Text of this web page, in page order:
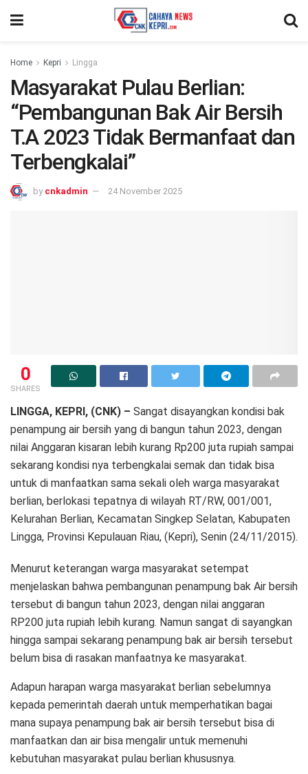
Home Kepri Lingga
Masyarakat Pulau Berlian:
“Pembangunan Bak Air Bersih
T.A 2023 Tidak Bermanfaat dan
Terbengkalai”
by cnkadmin 24 November 2025
0
SHARES
LINGGA, KEPRI, (CNK) – Sangat disayangkan kondisi bak
penampung air bersih yang di bangun tahun 2023, dengan
nilai Anggaran kisaran lebih kurang Rp200 juta rupiah sampai
sekarang kondisi nya terbengkalai semak dan tidak bisa
untuk di manfaatkan sama sekali oleh warga masyarakat
berlian, berlokasi tepatnya di wilayah RT/RW, 001/001,
Kelurahan Berlian, Kecamatan Singkep Selatan, Kabupaten
Lingga, Provinsi Kepulauan Riau, (Kepri), Senin (24/11/2015).
Menurut keterangan warga masyarakat setempat
menjelaskan bahwa pembangunan penampung bak Air bersih
tersebut di bangun tahun 2023, dengan nilai anggaran
RP200 juta rupiah lebih kurang. Namun sangat di sayangkan
hingga sampai sekarang penampung bak air bersih tersebut
belum bisa di rasakan manfaatnya ke masyarakat.
Adapun harapan warga masyarakat berlian sebelumnya
kepada pemerintah daerah untuk memperhatikan bagai
mana supaya penampung bak air bersih tersebut bisa di
manfaatkan dan air bisa mengalir untuk memenuhi
kebutuhan masyarakat pulau berlian khususnya.